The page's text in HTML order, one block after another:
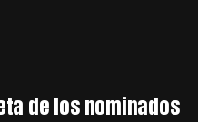
de los nominados